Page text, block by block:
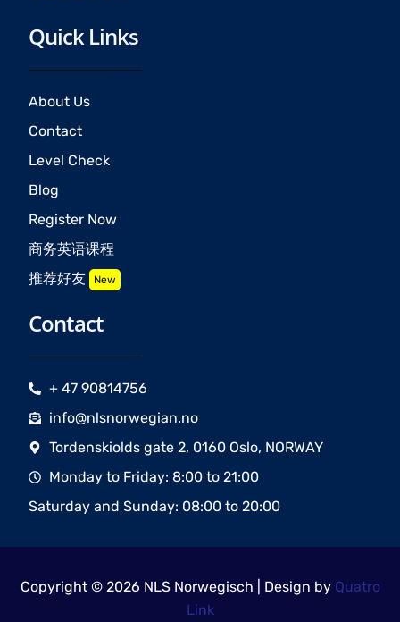
Quick Links
About Us
Contact
Level Check
Blog
Register Now
商务英语课程
推荐好友 New
Contact
+ 47 90814756
info@nlsnorwegian.no
Tordenskiolds gate 2, 0160 Oslo, NORWAY
Monday to Friday: 8:00 to 21:00
Saturday and Sunday: 08:00 to 20:00
Copyright © 2026 NLS Norwegisch | Design by Quatro
Link